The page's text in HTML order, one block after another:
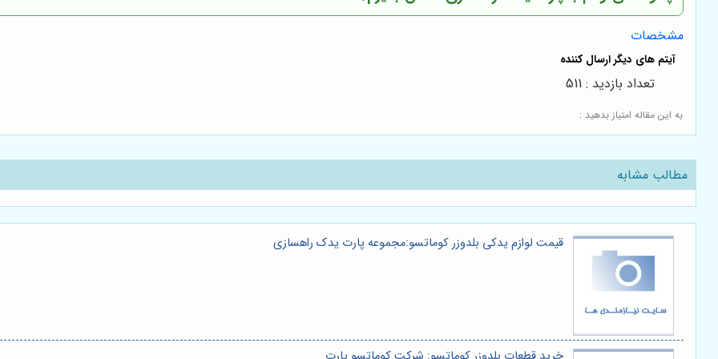
مشخصات
به این مقاله امتیاز بدهید :
تعداد بازدید : 511
مطالب مشابه
قیمت لوازم یدکی بلدوزر کوماتسو:مجموعه پارت یدک راهسازی